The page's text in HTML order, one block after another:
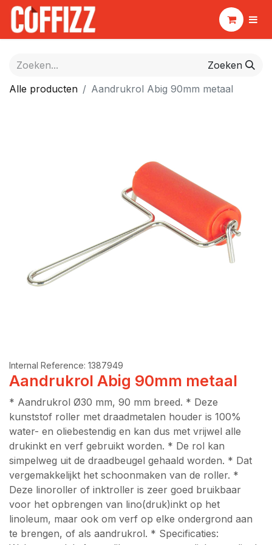
Zoeken
Alle producten
Aandrukrol Abig 90mm metaal
Internal Reference: 1387949
Aandrukrol Abig 90mm metaal
* Aandrukrol Ø30 mm, 90 mm breed. * Deze
kunststof roller met draadmetalen houder is 100%
water- en oliebestendig en kan dus met vrijwel alle
drukinkt en verf gebruikt worden. * De rol kan
simpelweg uit de draadbeugel gehaald worden. * Dat
vergemakkelijkt het schoonmaken van de roller. *
Deze linoroller of inktroller is zeer goed bruikbaar
voor het opbrengen van lino(druk)inkt op het
linoleum, maar ook om verf op elke ondergrond aan
te brengen, of als aandrukrol. * Specificaties: